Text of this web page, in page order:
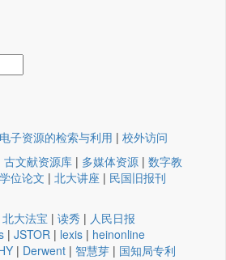
电子资源的检索与利用 | 校外访问
古文献资源库 | 多媒体资源 | 数字教
位论文 | 北大讲座 | 民国旧报刊
北大法宝 | 读秀 | 人民日报
| JSTOR | lexis | heinonline
| Derwent | 智慧芽 | 国知局专利